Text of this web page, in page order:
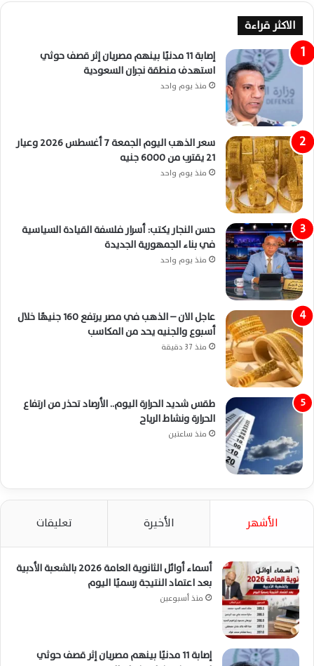
الاكثر قراءة
إصابة 11 مدنيًا بينهم مصريان إثر قصف حوثي
استهدف منطقة نجران السعودية
منذ يوم واحد
سعر الذهب اليوم الجمعة 7 أغسطس 2026 وعيار
21 يقترب من 6000 جنيه
منذ يوم واحد
حسن النجار يكتب: أسرار فلسفة القيادة السياسية
في بناء الجمهورية الجديدة
منذ يوم واحد
عاجل الان – الذهب في مصر يرتفع 160 جنيهًا خلال
أسبوع والجنيه يحد من المكاسب
منذ 37 دقيقة
طقس شديد الحرارة اليوم.. الأرصاد تحذر من ارتفاع
الحرارة ونشاط الرياح
منذ ساعتين
الأشهر الأخيرة تعليقات
أسماء أوائل الثانوية العامة 2026 بالشعبة الأدبية
بعد اعتماد النتيجة رسميًا اليوم
منذ أسبوعين
إصابة 11 مدنيًا بينهم مصريان إثر قصف حوثي